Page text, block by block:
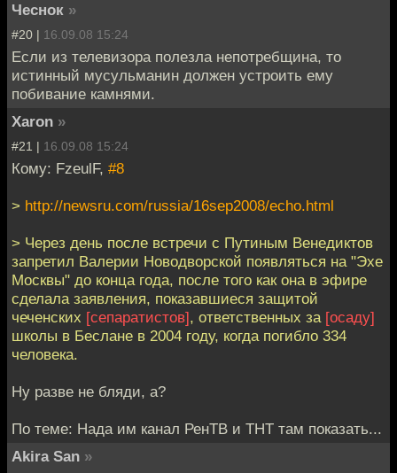
Чеснок »
#20 | 16.09.08 15:24
Если из телевизора полезла непотребщина, то
истинный мусульманин должен устроить ему
побивание камнями.
Xaron »
#21 | 16.09.08 15:24
Кому: FzeulF, #8
> http://newsru.com/russia/16sep2008/echo.html
> Через день после встречи с Путиным Венедиктов
запретил Валерии Новодворской появляться на "Эхе
Москвы" до конца года, после того как она в эфире
сделала заявления, показавшиеся защитой
чеченских [сепаратистов], ответственных за [осаду]
школы в Беслане в 2004 году, когда погибло 334
человека.
Ну разве не бляди, а?
По теме: Нада им канал РенТВ и ТНТ там показать...
Akira San »